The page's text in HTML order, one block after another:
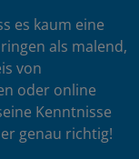
es kaum eine
als malend,
von
oder online
Kenntnisse
genau richtig!